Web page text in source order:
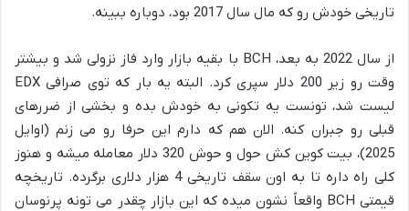
تاریخی خودش رو که مال سال 2017 بود، دوباره ببینه.
از سال 2022 به بعد، BCH با بقیه بازار وارد فاز نزولی شد و بیشتر
وقت رو زیر 200 دلار سپری کرد. البته یه بار که توی صرافی EDX
لیست شد، تونست یه تکونی به خودش بده و بخشی از ضررهای
قبلی رو جبران کنه. الان هم که دارم این حرفا رو می زنم (اوایل
2025)، بیت کوین کش حول و حوش 320 دلار معامله میشه و هنوز
کلی راه داره تا به اون سقف تاریخی 4 هزار دلاری برگرده. تاریخچه
قیمتی BCH واقعاً نشون میده که این بازار چقدر می تونه پرنوسان